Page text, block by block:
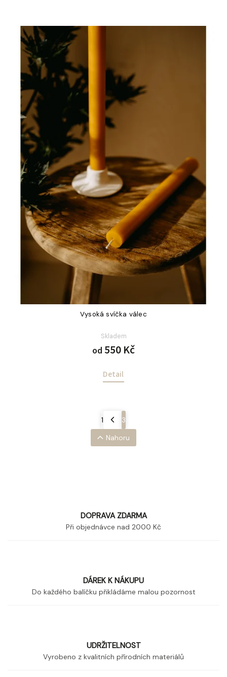
Vysoká svíčka válec
Skladem
od 550 Kč
Detail
1
3
Nahoru
DOPRAVA ZDARMA
Při objednávce nad 2000 Kč
DÁREK K NÁKUPU
Do každého balíčku přikládáme malou pozornost
UDRŽITELNOST
Vyrobeno z kvalitních přírodních materiálů